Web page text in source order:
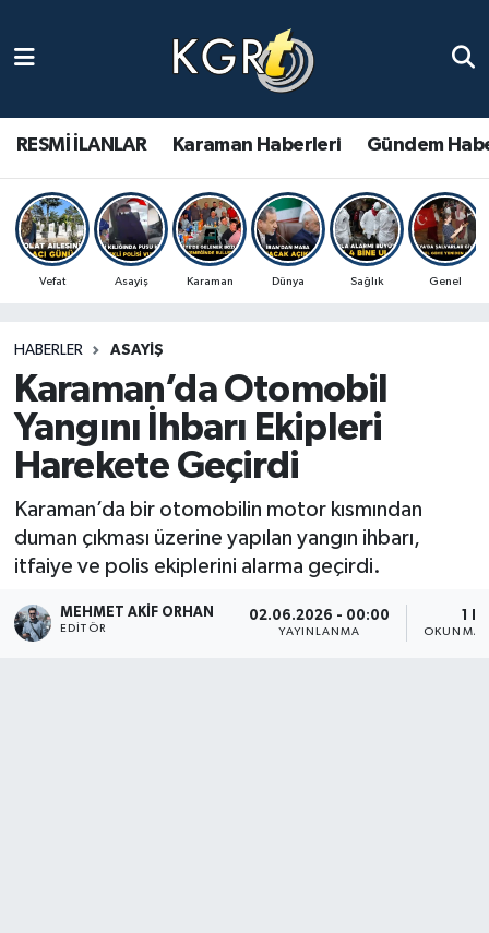
RESMİ İLANLAR Karaman Haberleri Gündem
Vefat Asayiş Karaman Dünya Sağlık Genel
HABERLER ASAYIŞ
Karaman’da Otomobil
Yangını İhbarı Ekipleri
Harekete Geçirdi
Karaman’da bir otomobilin motor kısmından
duman çıkması üzerine yapılan yangın ihbarı,
itfaiye ve polis ekiplerini alarma geçirdi.
MEHMET AKIF ORHAN
EDITÖR
02.06.2026 - 00:00
YAYINLANMA
1
OKUNMA
Gündem Haberleri
Güncel Haberler
Spor Haberleri
Ulusal Haberler
Vefat Edenler